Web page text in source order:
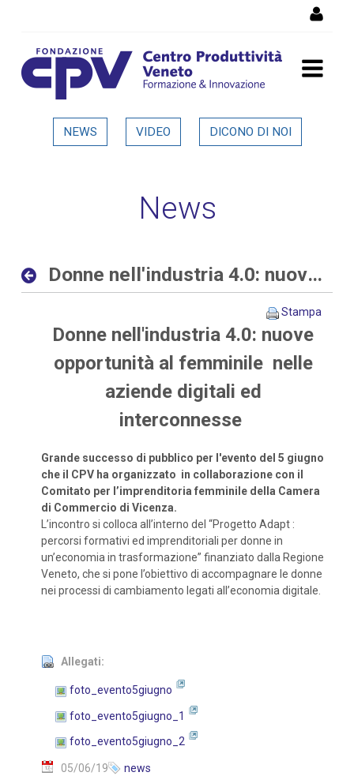
Donne nell'industria 4.0:
femminile nelle aziende
Dettaglio in evidenza
NEWS VIDEO DICONO DI NOI
News
Donne nell'industria 4.0: nuove opportunità al femminile nelle aziende digitali ed interconnesse
Stampa
Donne nell'industria 4.0: nuove
opportunità al femminile nelle
aziende digitali ed
interconnesse
Grande successo di pubblico per l'evento del 5 giugno
che il CPV ha organizzato in collaborazione con il
Comitato per l’imprenditoria femminile della Camera
di Commercio di Vicenza.
L’incontro si colloca all’interno del “Progetto Adapt :
percorsi formativi ed imprenditoriali per donne in
un’economia in trasformazione” finanziato dalla Regione
Veneto, che si pone l’obiettivo di accompagnare le donne
nei processi di cambiamento legati all’economia digitale.
Allegati:
foto_evento5giugno
foto_evento5giugno_1
foto_evento5giugno_2
05/06/19 news